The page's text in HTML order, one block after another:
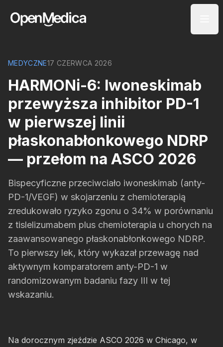
MEDYCZNE17 CZERWCA 2026
HARMONi-6: Iwoneskimab
przewyższa inhibitor PD-1
w pierwszej linii
płaskonabłonkowego NDRP
— przełom na ASCO 2026
Bispecyficzne przeciwciało iwoneskimab (anty-
PD-1/VEGF) w skojarzeniu z chemioterapią
zredukowało ryzyko zgonu o 34% w porównaniu
z tislelizumabem plus chemioterapia u chorych na
zaawansowanego płaskonabłonkowego NDRP.
To pierwszy lek, który wykazał przewagę nad
aktywnym komparatorem anty-PD-1 w
randomizowanym badaniu fazy III w tej
wskazaniu.
Na dorocznym zjeździe ASCO 2026 w Chicago, w